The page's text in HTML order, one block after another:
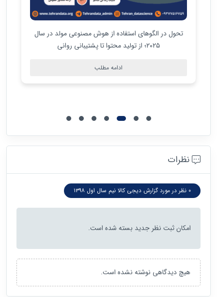
تحول در الگوهای استفاده از هوش مصنوعی مولد در سال
۲۰۲۵؛ از تولید محتوا تا پشتیبانی روانی
ادامه مطلب
نظرات
0 نظر در مورد گزارش دیجی کالا نیم سال اول ۱۳۹۸
امکان ثبت نظر جدید بسته شده است.
هیچ دیدگاهی نوشته نشده است.